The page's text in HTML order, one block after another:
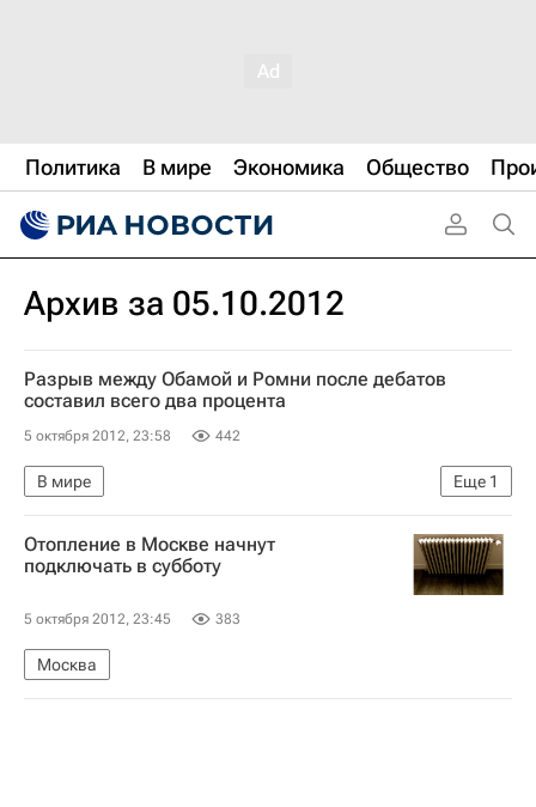
Политика В мире Экономика Общество
Архив за 05.10.2012
Разрыв между Обамой и Ромни после дебатов
составил всего два процента
5 октября 2012, 23:58 442
Еще 1
В мире
Первые предвыборные дебаты Барака Обамы и Митта Ромни
Отопление в Москве начнут
подключать в субботу
5 октября 2012, 23:45 383
Москва